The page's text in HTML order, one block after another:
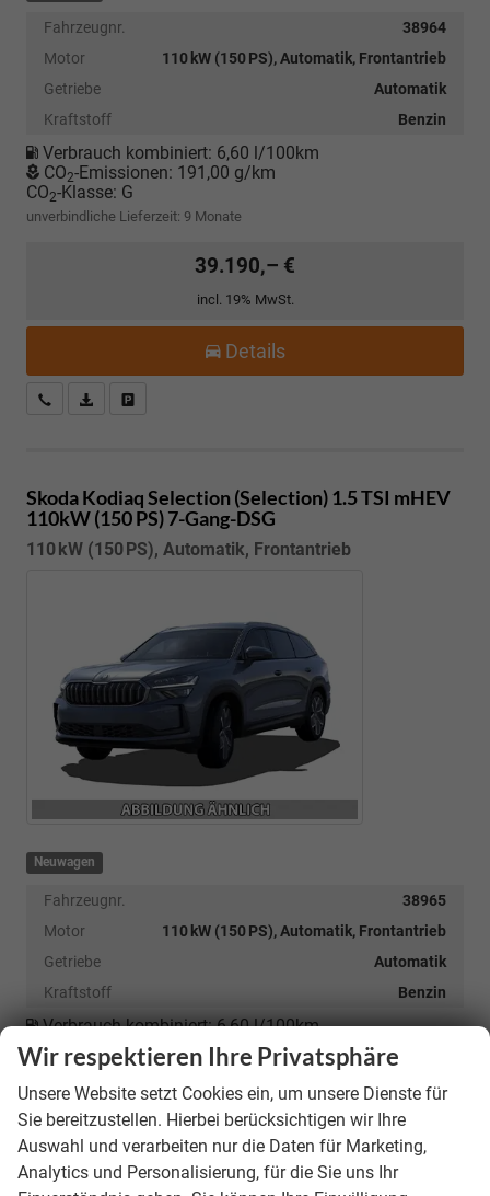
Fahrzeugnr.
38964
Motor
110 kW (150 PS), Automatik, Frontantrieb
Getriebe
Automatik
Kraftstoff
Benzin
Verbrauch kombiniert: 6,60 l/100km
CO2-Emissionen: 191,00 g/km
CO2-Klasse: G
unverbindliche Lieferzeit: 9 Monate
39.190,– €
incl. 19% MwSt.
Details
Kostenloser Rückruf-Service
PDF-Datei, Fahrzeugexposé drucken
Skoda KodiaqSelection (Selection) 1.5 TSI mHEV
110kW (150 PS) 7-Gang-DSG
110 kW (150 PS), Automatik, Frontantrieb
Neuwagen
Fahrzeugnr.
38965
Motor
110 kW (150 PS), Automatik, Frontantrieb
Getriebe
Automatik
Kraftstoff
Benzin
Verbrauch kombiniert:6,60 l/100km
CO
2 -Emissionen:
191,00 g/km
CO2 -Klasse: G
unverbindliche Lieferzeit:9 Monate
39.190,– €
incl. 19% MwSt.
Wir respektieren Ihre Privatsphäre
Unsere Website setzt Cookies ein, um unsere Dienste für
Sie bereitzustellen. Hierbei berücksichtigen wir Ihre
Auswahl und verarbeiten nur die Daten für Marketing,
Analytics und Personalisierung, für die Sie uns Ihr